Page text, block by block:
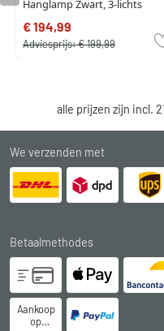
Hanglamp Zwart, 3-lichts
€ 194,99
Adviesprijs:€ 199,99
alle prijzen zijn incl.
We verzenden met
Betaalmethodes
Aankoop
op